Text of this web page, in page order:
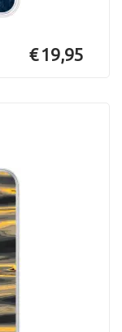
€ 19,95